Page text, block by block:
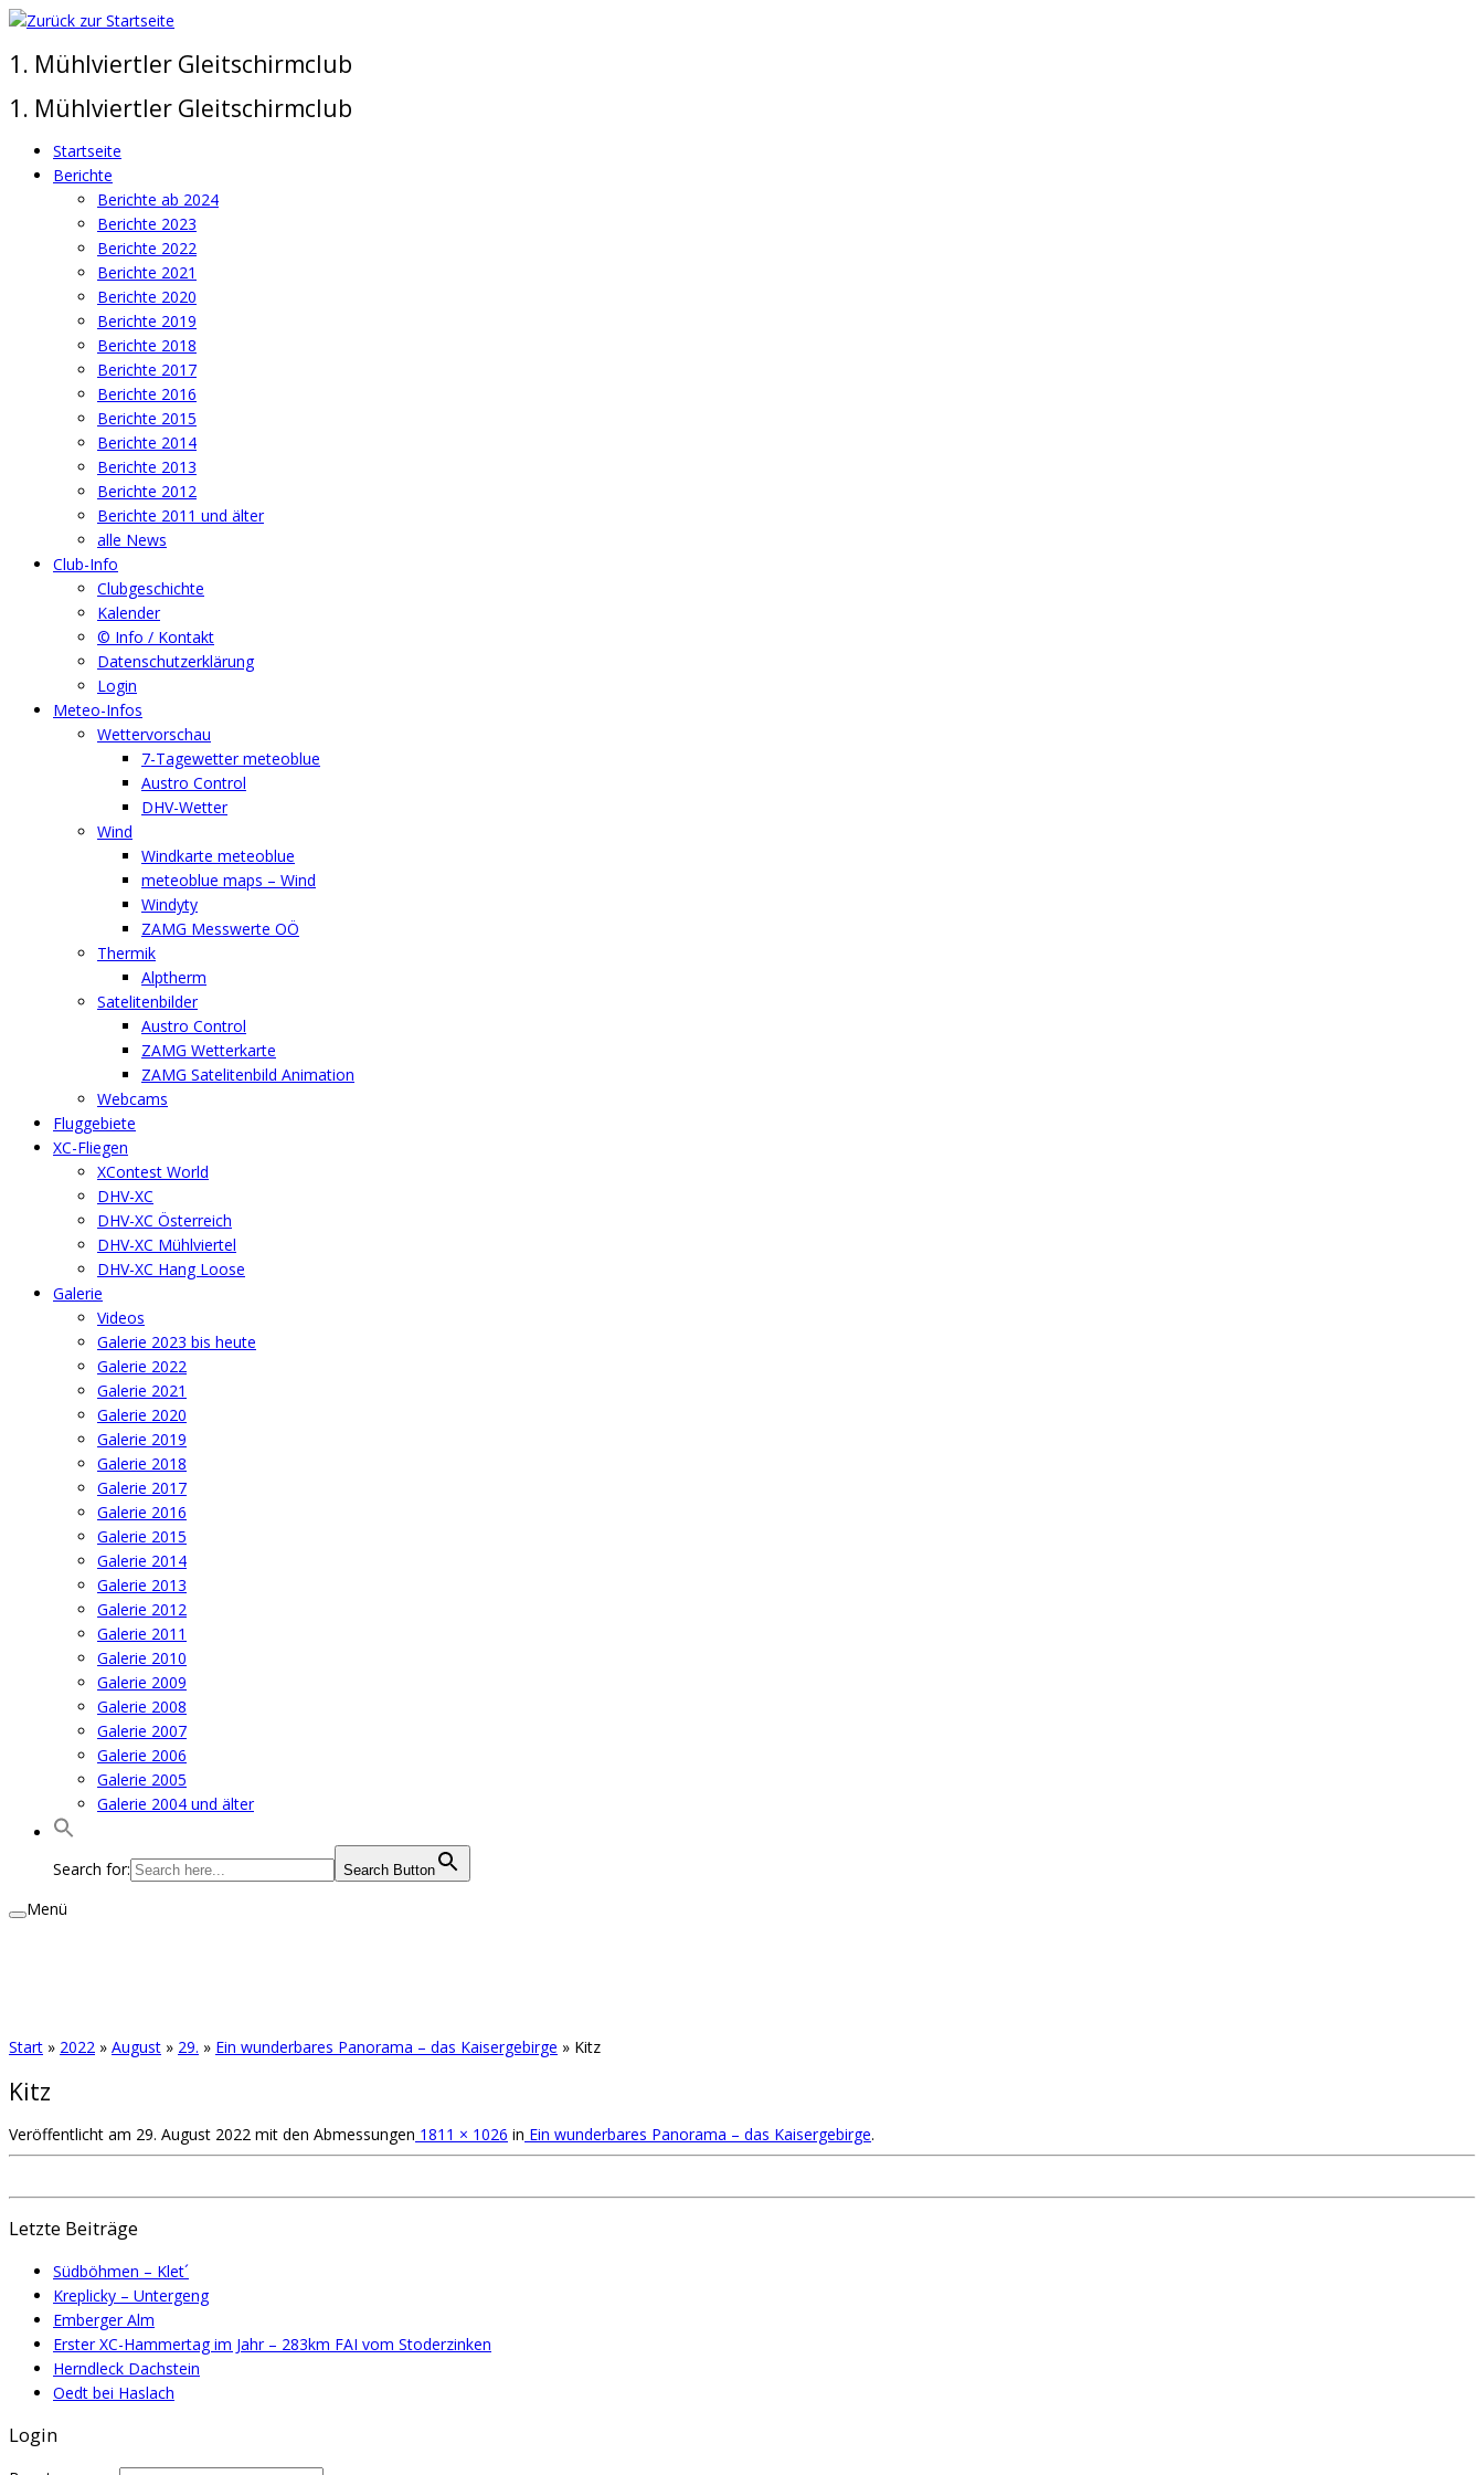
Zum
springen
1. Mühlviertler Gleitschirmclub
1. Mühlviertler Gleitschirmclub
Startseite
Berichte
Berichte ab 2024
Berichte 2023
Berichte 2022
Berichte 2021
Berichte 2020
Berichte 2019
Berichte 2018
Berichte 2017
Berichte 2016
Berichte 2015
Berichte 2014
Berichte 2013
Berichte 2012
Berichte 2011 und älter
alle News
Club-Info
Clubgeschichte
Kalender
© Info / Kontakt
Datenschutzerklärung
Login
Meteo-Infos
Wettervorschau
7-Tagewetter meteoblue
Austro Control
DHV-Wetter
Wind
Windkarte meteoblue
meteoblue maps – Wind
Windyty
ZAMG Messwerte OÖ
Thermik
Alptherm
Satelitenbilder
Austro Control
ZAMG Wetterkarte
ZAMG Satelitenbild Animation
Webcams
Fluggebiete
XC-Fliegen
XContest World
DHV-XC
DHV-XC Österreich
DHV-XC Mühlviertel
DHV-XC Hang Loose
Galerie
Videos
Galerie 2023 bis heute
Galerie 2022
Galerie 2021
Galerie 2020
Galerie 2019
Galerie 2018
Galerie 2017
Galerie 2016
Galerie 2015
Galerie 2014
Galerie 2013
Galerie 2012
Galerie 2011
Galerie 2010
Galerie 2009
Galerie 2008
Galerie 2007
Galerie 2006
Galerie 2005
Galerie 2004 und älter
Search for: Search Button
Menü
Start » 2022 » August » 29. » Ein wunderbares Panorama – das Kaisergebirge » Kitz
Kitz
Veröffentlicht am 29. August 2022 mit den Abmessungen 1811 × 1026 in Ein wunderbares Panorama – das Kaisergebirge.
Letzte Beiträge
Südböhmen – Klet´
Kreplicky – Untergeng
Emberger Alm
Erster XC-Hammertag im Jahr – 283km FAI vom Stoderzinken
Herndleck Dachstein
Oedt bei Haslach
Login